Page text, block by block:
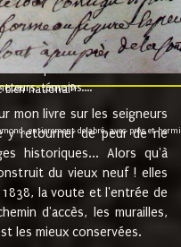
sur ses hommes, indivisables et
seigneur Baron et ses
au prix de 880 livre louis
témoins....
bien national9.
entierement delabré, avec près et
mon livre sur les seigneurs
y retourner de peur de ne
historiques... Alors qu'à
du vieux neuf ! elles
la voute et l'entrée de
d'accès, les murailles,
les mieux conservées.